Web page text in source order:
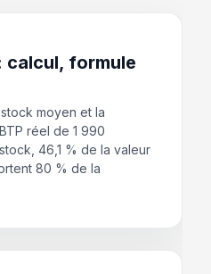
calcul, formule
moyen et la
réel de 1 990
46,1 % de la valeur
80 % de la